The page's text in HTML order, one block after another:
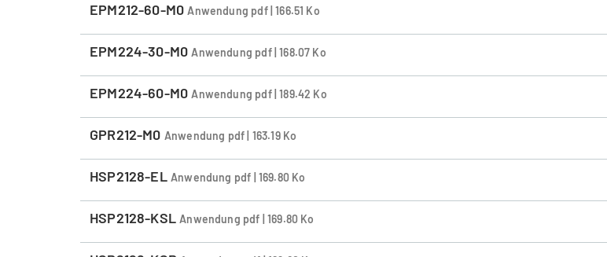
EPM212-60-M0Anwendung pdf | 166.51 Ko
EPM224-30-M0Anwendung pdf | 168.07 Ko
EPM224-60-M0Anwendung pdf | 189.42 Ko
GPR212-M0 Anwendung pdf | 163.19 Ko
HSP2128-EL Anwendung pdf | 169.80 Ko
HSP2128-KSLAnwendung pdf | 169.80 Ko